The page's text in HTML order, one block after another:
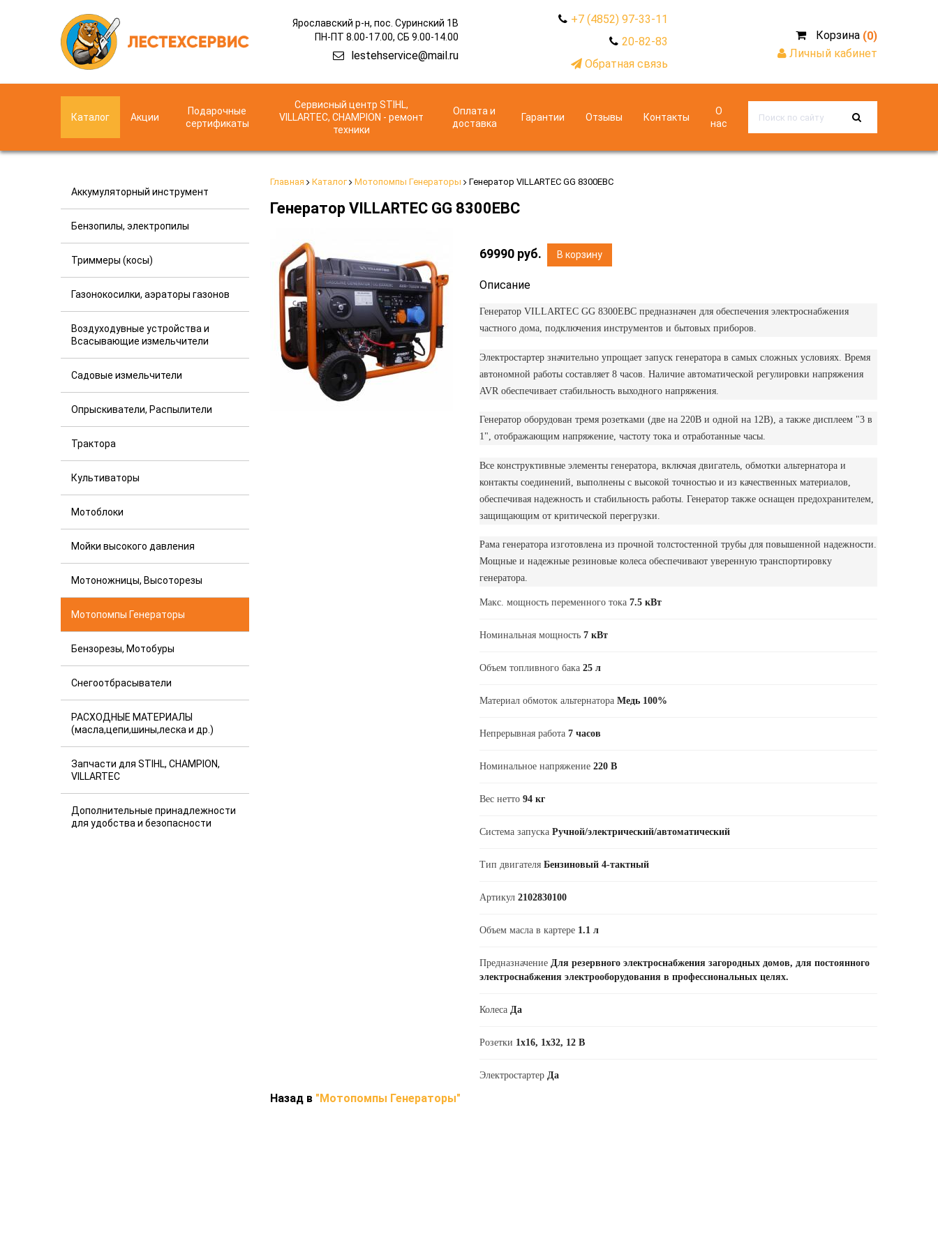
Ярославский р-н, пос. Суринский 1В
ПН-ПТ 8.00-17.00, СБ 9.00-14.00
lestehservice@mail.ru
+7 (4852) 97-33-11
20-82-83
Обратная связь
Корзина (0)
Личный кабинет
Каталог Акции
Подарочные
сертификаты
Сервисный центр STIHL,
VILLARTEC, CHAMPION - ремонт
техники
Оплата и
доставка
Гарантии Отзывы Контакты
О
нас
Аккумуляторный инструмент
Бензопилы, электропилы
Триммеры (косы)
Газонокосилки, аэраторы газонов
Воздуходувные устройства и
Всасывающие измельчители
Садовые измельчители
Опрыскиватели, Распылители
Трактора
Культиваторы
Мотоблоки
Мойки высокого давления
Мотоножницы, Высоторезы
Мотопомпы Генераторы
Бензорезы, Мотобуры
Снегоотбрасыватели
РАСХОДНЫЕ МАТЕРИАЛЫ
(масла,цепи,шины,леска и др.)
Запчасти для STIHL, CHAMPION,
VILLARTEC
Дополнительные принадлежности
для удобства и безопасности
Главная Каталог Мотопомпы Генераторы Генератор VILLARTEC GG 8300ЕВС
Генератор VILLARTEC GG 8300ЕВС
69990руб. В корзину
Описание
Генератор VILLARTEC GG 8300ЕВС предназначен для обеспечения электроснабжения
частного дома, подключения инструментов и бытовых приборов.
Электростартер значительно упрощает запуск генератора в самых сложных условиях. Время
автономной работы составляет 8 часов. Наличие автоматической регулировки напряжения
AVR обеспечивает стабильность выходного напряжения.
Генератор оборудован тремя розетками (две на 220В и одной на 12В), а также дисплеем "3 в
1", отображающим напряжение, частоту тока и отработанные часы.
Все конструктивные элементы генератора, включая двигатель, обмотки альтернатора и
контакты соединений, выполнены с высокой точностью и из качественных материалов,
обеспечивая надежность и стабильность работы. Генератор также оснащен предохранителем,
защищающим от критической перегрузки.
Рама генератора изготовлена из прочной толстостенной трубы для повышенной надежности.
Мощные и надежные резиновые колеса обеспечивают уверенную транспортировку
генератора.
Макс. мощность переменного тока 7.5 кВт
Номинальная мощность 7 кВт
Объем топливного бака 25 л
Материал обмоток альтернатора Медь 100%
Непрерывная работа 7 часов
Номинальное напряжение 220 В
Вес нетто 94 кг
Система запуска Ручной/электрический/автоматический
Тип двигателя Бензиновый 4-тактный
Артикул 2102830100
Объем масла в картере 1.1 л
Предназначение Для резервного электроснабжения загородных домов, для постоянного
электроснабжения электрооборудования в профессиональных целях.
Колеса Да
Розетки 1х16, 1х32, 12 В
Электростартер Да
Назад в "Мотопомпы Генераторы"